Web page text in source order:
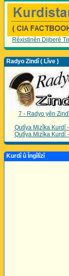
Rêxistinên Dijberê
Radyo Zindî ( Lîve )
7 - Radyo yên
Qutîya Mizîka Kurdî
Qutîya Mizîka Kurdî
Kurdî û Îngîlîzî